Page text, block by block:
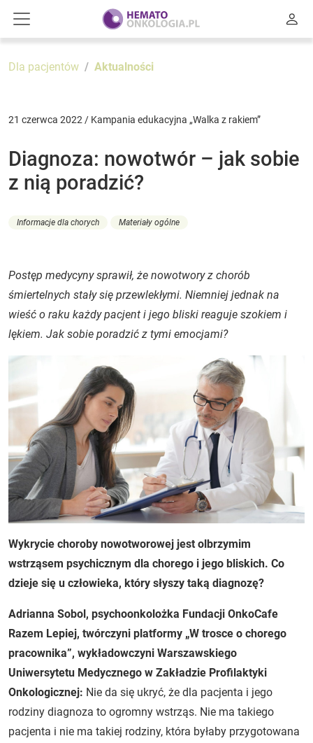
Dla pacjentów Aktualności
21 czerwca 2022 / Kampania edukacyjna „Walka z rakiem”
Diagnoza: nowotwór – jak sobie
z nią poradzić?
Informacje dla chorych Materiały ogólne
Postęp medycyny sprawił, że nowotwory z chorób
śmiertelnych stały się przewlekłymi. Niemniej jednak na
wieść o raku każdy pacjent i jego bliski reaguje szokiem i
lękiem. Jak sobie poradzić z tymi emocjami?
Wykrycie choroby nowotworowej jest olbrzymim
wstrząsem psychicznym dla chorego i jego bliskich. Co
dzieje się u człowieka, który słyszy taką diagnozę?
Adrianna Sobol, psychoonkolożka Fundacji OnkoCafe
Razem Lepiej, twórczyni platformy „W trosce o chorego
pracownika”, wykładowczyni Warszawskiego
Uniwersytetu Medycznego w Zakładzie Profilaktyki
Onkologicznej: Nie da się ukryć, że dla pacjenta i jego
rodziny diagnoza to ogromny wstrząs. Nie ma takiego
pacjenta i nie ma takiej rodziny, która byłaby przygotowana